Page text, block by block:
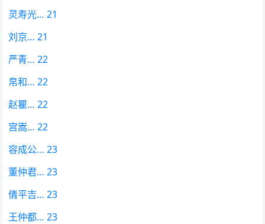
灵寿光… 21
刘京… 21
严青… 22
帛和… 22
赵瞿… 22
宫嵩… 22
容成公… 23
董仲君… 23
倩平吉… 23
王仲都… 23